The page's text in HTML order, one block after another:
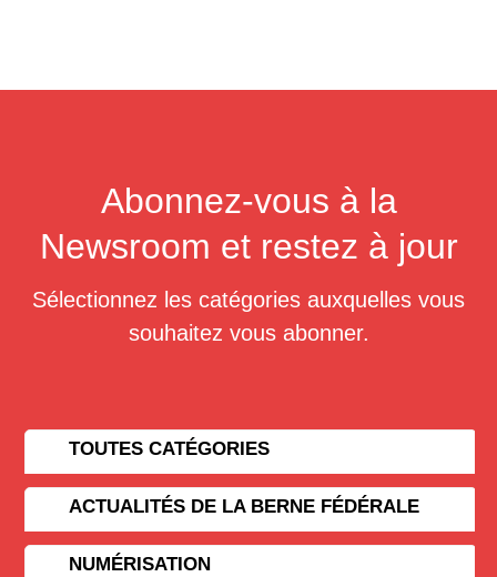
Abonnez-vous à la
Newsroom et restez à jour
Sélectionnez les catégories auxquelles vous
souhaitez vous abonner.
TOUTES CATÉGORIES
ACTUALITÉS DE LA BERNE FÉDÉRALE
NUMÉRISATION